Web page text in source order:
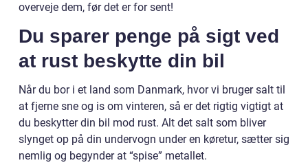
overveje dem, før det er for sent!
Du sparer penge på sigt ved
at rust beskytte din bil
Når du bor i et land som Danmark, hvor vi bruger salt til
at fjerne sne og is om vinteren, så er det rigtig vigtigt at
du beskytter din bil mod rust. Alt det salt som bliver
slynget op på din undervogn under en køretur, sætter sig
nemlig og begynder at “spise” metallet.